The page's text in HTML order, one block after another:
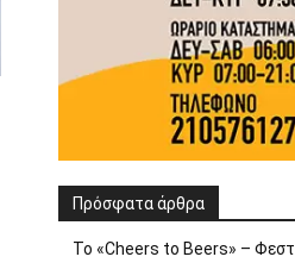
Πρόσφατα άρθρα
Το «Cheers to Beers» –